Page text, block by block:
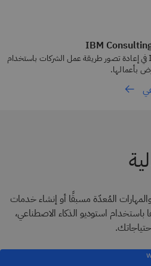
تساعد خدمات IBM Consulting AI في إعادة تصور طريقة عمل الشركات باستخدام
بأعمالها.
المُعدّة مسبقًا أو إنشاء خدمات
استوديو الذكاء الاصطناعي،